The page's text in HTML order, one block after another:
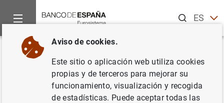
ESEN
Inicio Noticias y eventos
Volver
Balanza de pagos de la zona del
euro en septiembre de 2010
Aviso de cookies.
Este sitio o aplicación web utiliza cookies
propias y de terceros para mejorar su
funcionamiento, visualización y recogida
de estadísticas. Puede aceptar todas las